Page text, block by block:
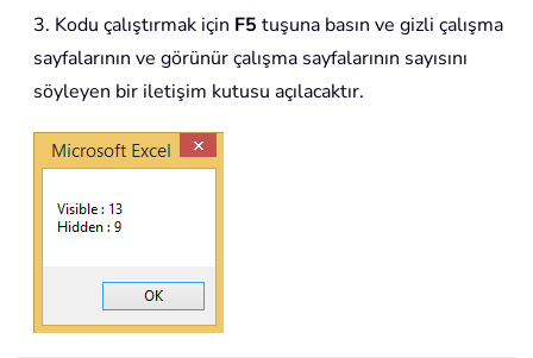
3. Kodu çalıştırmak için F5 tuşuna basın ve gizli çalışma
sayfalarının ve görünür çalışma sayfalarının sayısını
söyleyen bir iletişim kutusu açılacaktır.